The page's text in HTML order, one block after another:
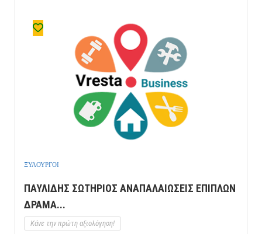
ΞΥΛΟΥΡΓΟΙ
ΠΑΥΛΙΔΗΣ ΣΩΤΗΡΙΟΣ ΑΝΑΠΑΛΑΙΩΣΕΙΣ ΕΠΙΠΛΩΝ
ΔΡΑΜΑ...
Κάνε την πρώτη αξιολόγηση!